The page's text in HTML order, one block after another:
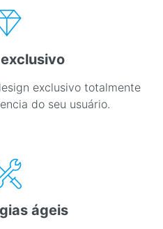
exclusivo totalmente
do seu usuário.
ágeis